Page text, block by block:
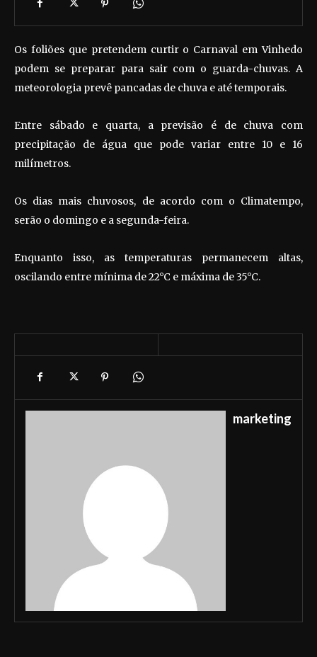
Os foliões que pretendem curtir o Carnaval em Vinhedo
podem se preparar para sair com o guarda-chuvas. A
meteorologia prevê pancadas de chuva e até temporais.
Entre sábado e quarta, a previsão é de chuva com
precipitação de água que pode variar entre 10 e 16
milímetros.
Os dias mais chuvosos, de acordo com o Climatempo,
serão o domingo e a segunda-feira.
Enquanto isso, as temperaturas permanecem altas,
oscilando entre mínima de 22°C e máxima de 35°C.
marketing